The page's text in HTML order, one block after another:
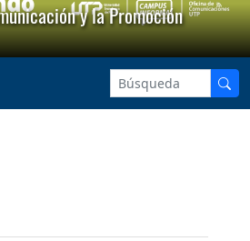
y la Promoción